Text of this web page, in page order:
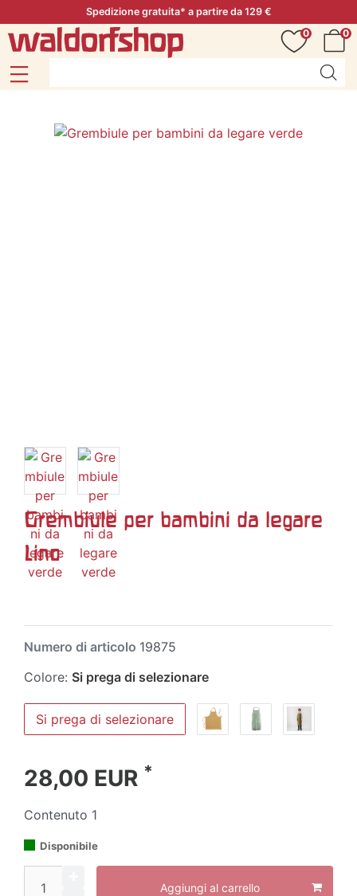
Spedizione gratuita* a partire da 129 €
0
0
Grembiule per bambini da legare
Lino
Numero di articolo 19875
Colore: Si prega di selezionare
Si prega di selezionare
28,00 EUR *
Contenuto 1
Disponibile
Aggiungi al carrello